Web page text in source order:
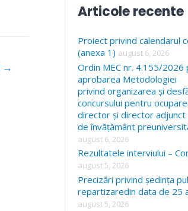
→
c
h
f
o
r
Articole recente
Proiect privind calendarul
(anexa 1) august 6, 2026
Ordin MEC nr. 4.155/2026
aprobarea Metodologiei
privind organizarea și
concursului pentru
director și director adjunct
de învățământ
august 6, 2026
Rezultatele interviului –
august 5, 2026
Precizări privind ședința
repartizaredin data de 25
august 5, 2026